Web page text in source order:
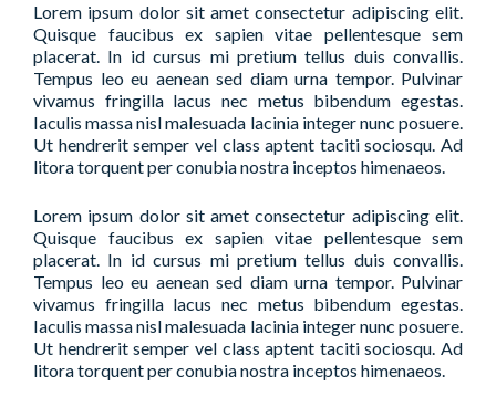
Lorem ipsum dolor sit amet consectetur adipiscing elit.
Quisque faucibus ex sapien vitae pellentesque sem
placerat. In id cursus mi pretium tellus duis convallis.
Tempus leo eu aenean sed diam urna tempor. Pulvinar
vivamus fringilla lacus nec metus bibendum egestas.
Iaculis massa nisl malesuada lacinia integer nunc posuere.
Ut hendrerit semper vel class aptent taciti sociosqu. Ad
litora torquent per conubia nostra inceptos himenaeos.
Lorem ipsum dolor sit amet consectetur adipiscing elit.
Quisque faucibus ex sapien vitae pellentesque sem
placerat. In id cursus mi pretium tellus duis convallis.
Tempus leo eu aenean sed diam urna tempor. Pulvinar
vivamus fringilla lacus nec metus bibendum egestas.
Iaculis massa nisl malesuada lacinia integer nunc posuere.
Ut hendrerit semper vel class aptent taciti sociosqu. Ad
litora torquent per conubia nostra inceptos himenaeos.